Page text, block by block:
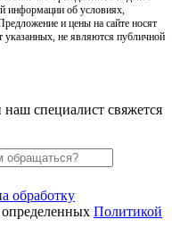
информации об условиях,
и цены на сайте носят
указанных, не являются публичной
специалист свяжется
обработку
Политикой